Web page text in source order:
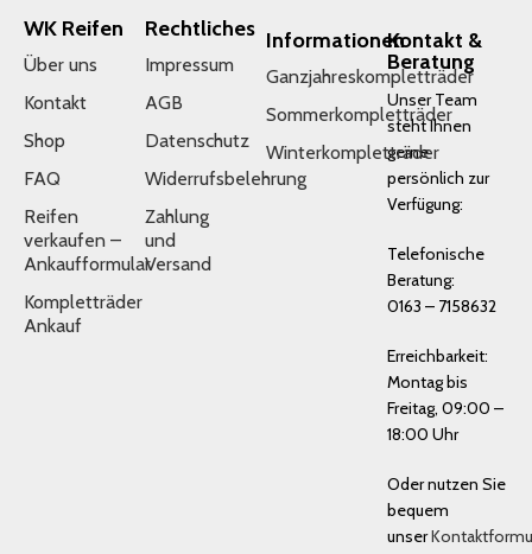
WK Reifen
Über uns
Kontakt
Shop
FAQ
Reifen
verkaufen –
Ankaufformular
Kompletträder
Ankauf
Rechtliches
Impressum
AGB
Datenschutz
Widerrufsbelehrung
Zahlung
und
Versand
Informationen
Ganzjahreskompletträder
Sommerkompletträder
Winterkompletträder
Kontakt &
Beratung
Unser Team
steht Ihnen
gerne
persönlich zur
Verfügung:
Telefonische
Beratung:
0163 – 7158632
Erreichbarkeit:
Montag bis
Freitag, 09:00 –
18:00 Uhr
Oder nutzen Sie
bequem
unser